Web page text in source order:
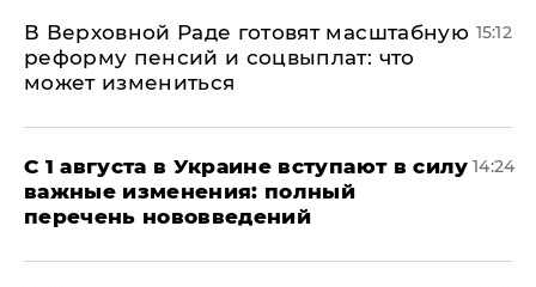
В Верховной Раде готовят масштабную
реформу пенсий и соцвыплат: что
может измениться
15:12
С 1 августа в Украине вступают в силу
важные изменения: полный
перечень нововведений
14:24